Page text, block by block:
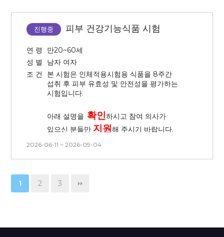
■ 시술 후 주의사항
- 시술 특성상 붉어짐, 건조 및
따가움이 동반될 수 있으며, 회복
과정에서 각질이 다수 생길 수
- 각질 발생 시 자연 탈락될 수 있도록
제거하지 말아 주세요.
꼼꼼히 도포해 주세요.
탈락 처리됩니다.)
시간 변경이 절대 불가합니다.
- 본 시험은 전체 방문 일정의 시간 및
날짜 변경이 불가능합니다. 방문일을
확인 후 신청해주시기 바랍니다.
청구 됩니다. (시험 시작 전 서약서를
작성합니다.)
인체적용시험으로, 시술 자체를 목적으로
부탁드립니다.
어렵습니다.
(피부 관련 시술 및 피부 관리 모두
없는 분)
4. 본 시험은 시간, 날짜 변경이
불가능합니다. 방문일 확인 후 신청해
진행중 피부 건강기능식품 시험
연 령
만20~60세
성 별
남자 여자
조 건
본 시험은 인체적용시험용 식품을 8주간
섭취 후 피부 유효성 및 안전성을 평가하는
시험입니다.
아래 설명을 확인하시고 참여 의사가
있으신 분들만 지원해 주시기 바랍니다.
1.모든 방문마다오전방문,채혈 및
매 방문 마다 8시간 금식 가능한 자
4.BMI가18.5kg/m2~ 29.9kg/m2
2026-06-11 ~ 2026-09-04
1 2 3